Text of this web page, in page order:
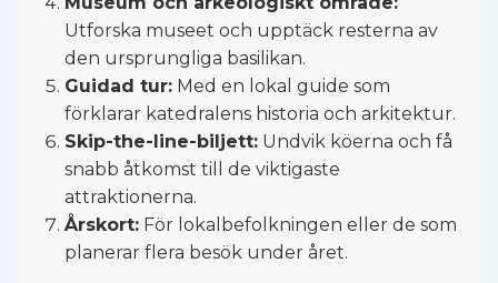
Utforska museet och upptäck resterna av
den ursprungliga basilikan.
Guidad tur: Med en lokal guide som
förklarar katedralens historia och arkitektur.
Skip-the-line-biljett: Undvik köerna och få
snabb åtkomst till de viktigaste
attraktionerna.
Årskort: För lokalbefolkningen eller de som
planerar flera besök under året.